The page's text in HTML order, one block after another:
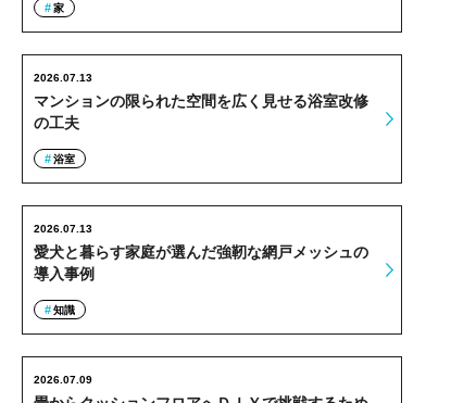
家
マンションの限られた空間を広く見せる浴室改修
の工夫
2026.07.13
浴室
愛犬と暮らす家庭が選んだ強靭な網戸メッシュの
導入事例
2026.07.13
知識
2026.07.09